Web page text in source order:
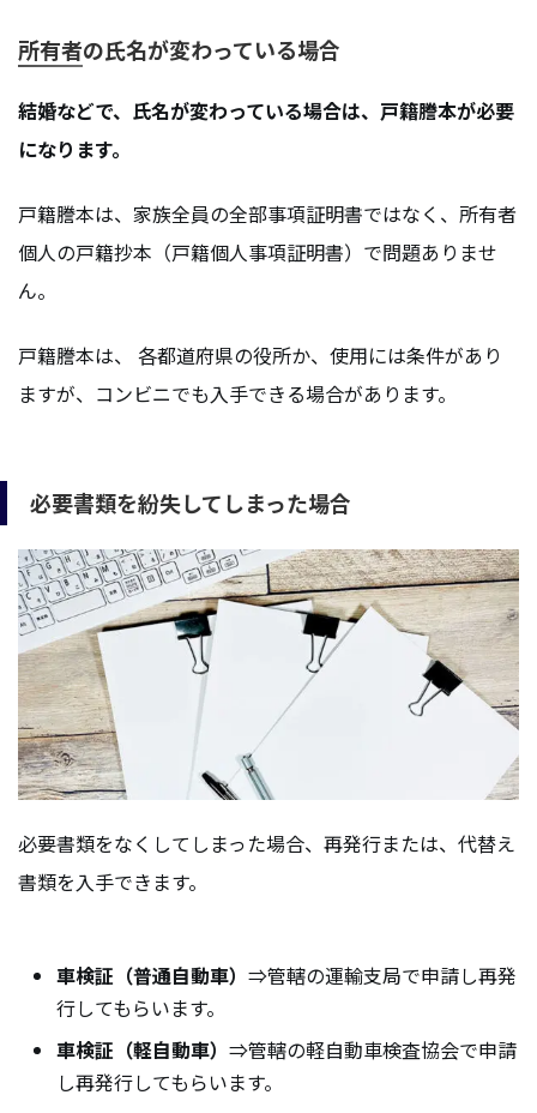
所有者の氏名が変わっている場合
結婚などで、氏名が変わっている場合は、戸籍謄本が必要
になります。
戸籍謄本は、家族全員の全部事項証明書ではなく、所有者
個人の戸籍抄本（戸籍個人事項証明書）で問題ありませ
ん。
戸籍謄本は、 各都道府県の役所か、使用には条件があり
ますが、コンビニでも入手できる場合があります。
必要書類を紛失してしまった場合
必要書類をなくしてしまった場合、再発行または、代替え
書類を入手できます。
車検証（普通自動車） ⇒管轄の運輸支局で申請し再発
行してもらいます。
車検証（軽自動車） ⇒管轄の軽自動車検査協会で申請
し再発行してもらいます。